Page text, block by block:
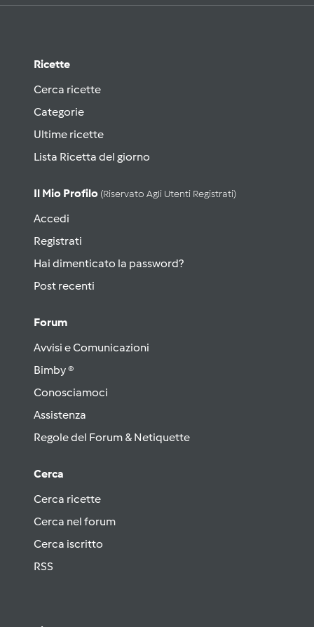
Ricette
Cerca ricette
Categorie
Ultime ricette
Lista Ricetta del giorno
Il Mio Profilo (riservato Agli Utenti Registrati)
Accedi
Registrati
Hai dimenticato la password?
Post recenti
Forum
Avvisi e Comunicazioni
Bimby ®
Conosciamoci
Assistenza
Regole del Forum & Netiquette
Cerca
Cerca ricette
Cerca nel forum
Cerca iscritto
RSS